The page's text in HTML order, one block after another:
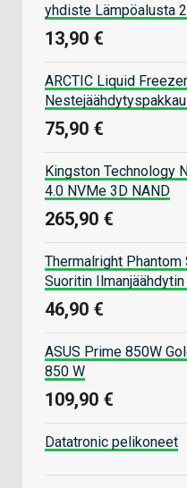
yhdiste Lämpöalusta
13,90 €
ARCTIC Liquid
75,90 €
Kingston Technology
4.0 NVMe 3D NAND
265,90 €
Thermalright Phantom
Suoritin
46,90 €
ASUS Prime 850W
850 W
109,90 €
Datatronic pelikoneet